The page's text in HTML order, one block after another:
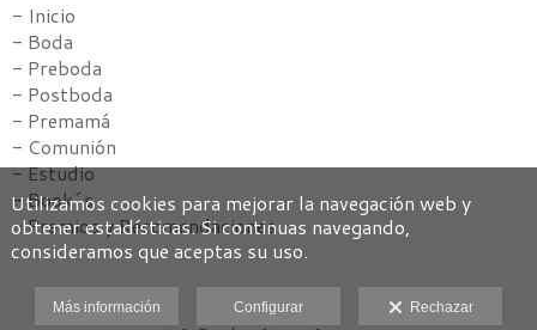
- Inicio
- Boda
- Preboda
- Postboda
- Premamá
- Comunión
- Estudio
- Book´s
- Premios y Recomendaciones
Utilizamos cookies para mejorar la navegación web y
obtener estadísticas. Si continuas navegando,
consideramos que aceptas su uso.
Más información Configurar Rechazar